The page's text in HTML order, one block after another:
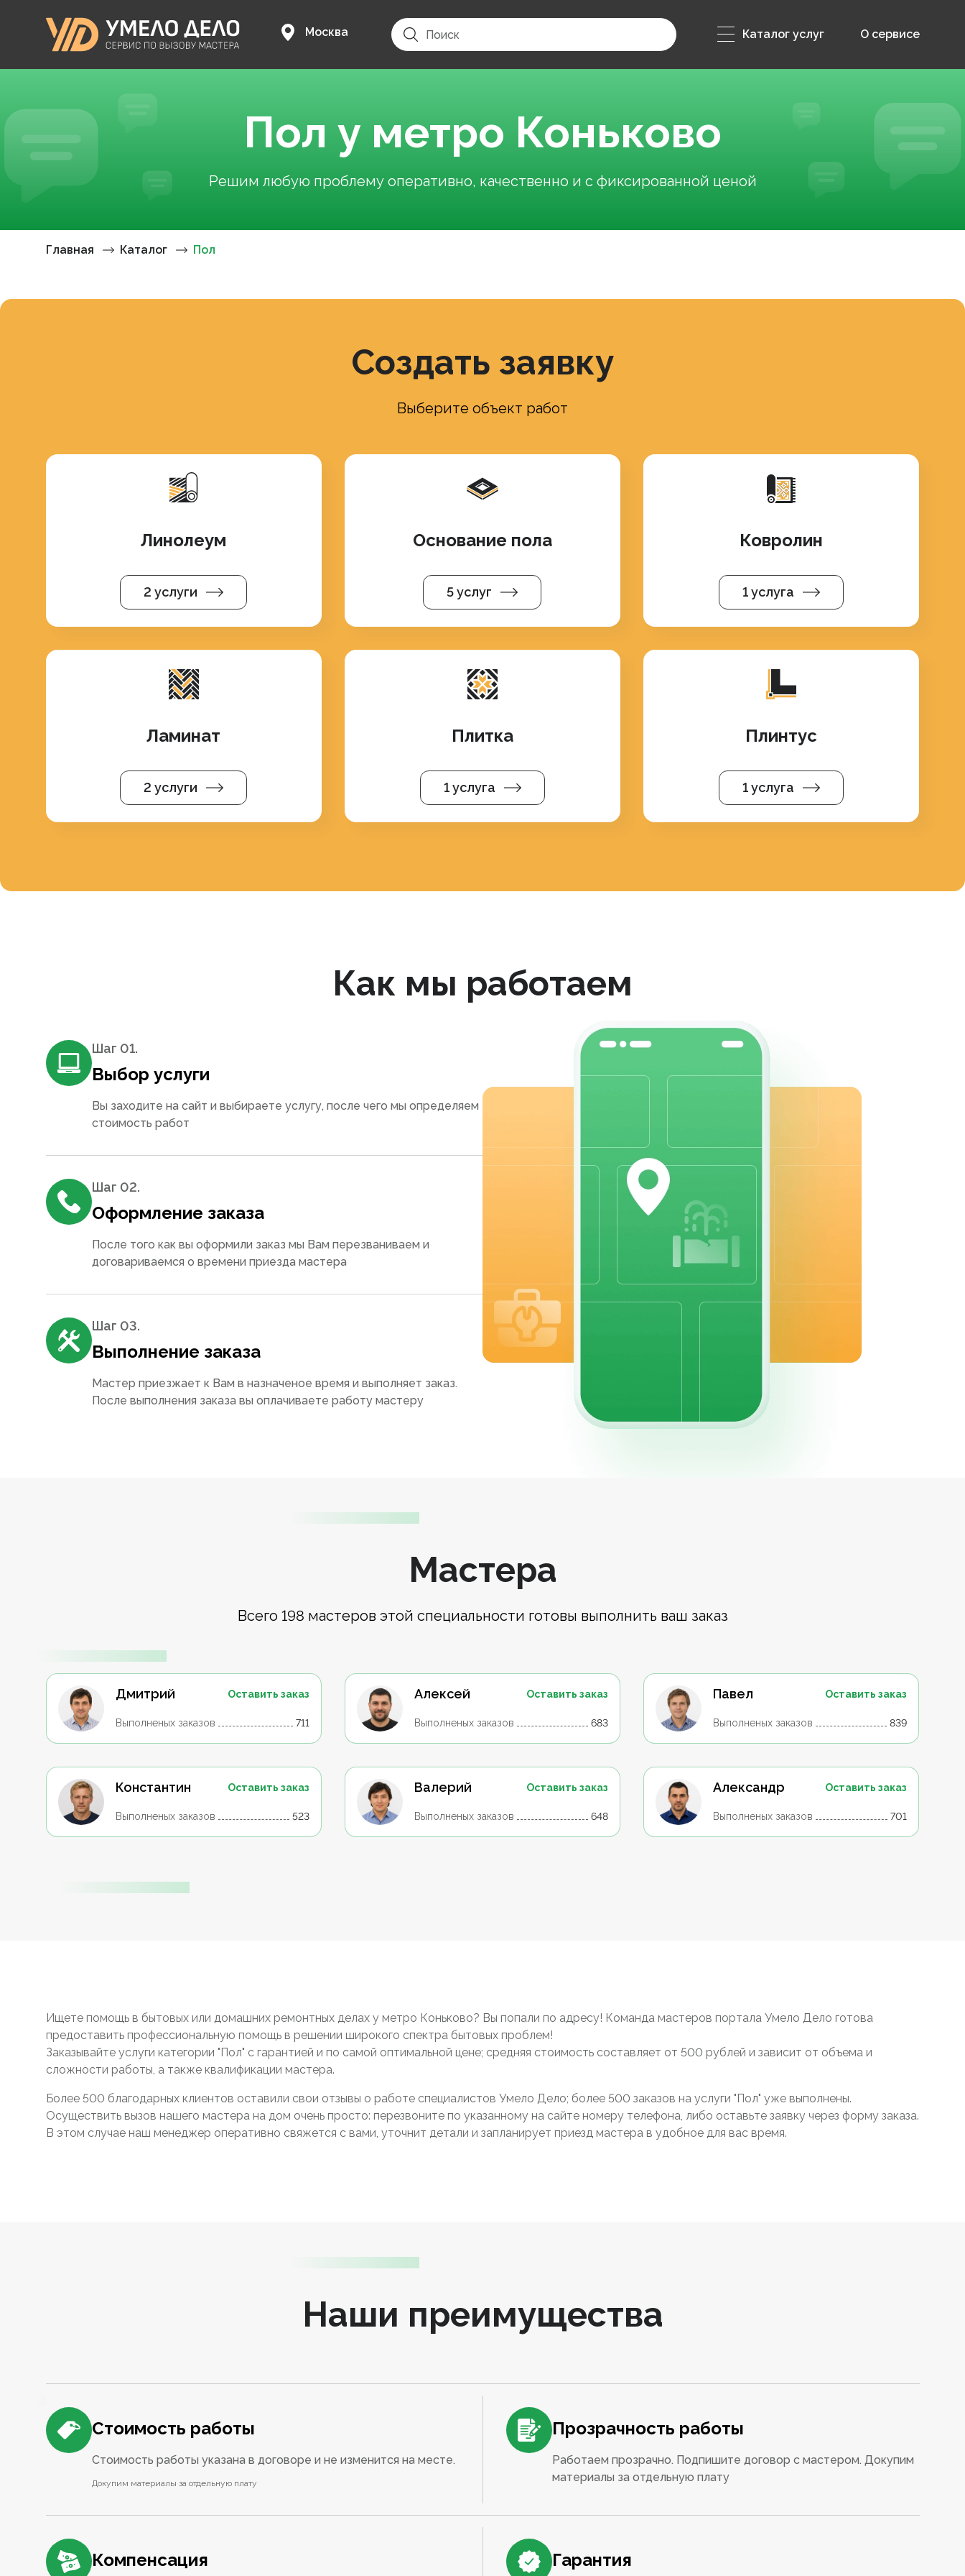
Москва Каталог услуг О сервисе
Пол у метро Коньково
Решим любую проблему оперативно, качественно и с фиксированной ценой
Главная Каталог Пол
Создать заявку
Выберите объект работ
Линолеум
2 услуги
Основание пола
5 услуг
Ковролин
1 услуга
Ламинат
2 услуги
Плитка
1 услуга
Плинтус
1 услуга
Как мы работаем
Шаг 01.
Выбор услуги
Вы заходите на сайт и выбираете услугу, после чего мы определяем
стоимость работ
Шаг 02.
Оформление заказа
После того как вы оформили заказ мы Вам перезваниваем и
договариваемся о времени приезда мастера
Шаг 03.
Выполнение заказа
Мастер приезжает к Вам в назначеное время и выполняет заказ.
После выполнения заказа вы оплачиваете работу мастеру
Мастера
Всего 198 мастеров этой специальности готовы выполнить ваш заказ
Дмитрий Оставить заказ
Выполненых заказов 711
Алексей Оставить заказ
Выполненых заказов 683
Павел Оставить заказ
Выполненых заказов 839
Константин Оставить заказ
Выполненых заказов 523
Валерий Оставить заказ
Выполненых заказов 648
Александр Оставить заказ
Выполненых заказов 701
Ищете помощь в бытовых или домашних ремонтных делах у метро Коньково? Вы попали по адресу! Команда мастеров портала Умело Дело готова
предоставить профессиональную помощь в решении широкого спектра бытовых проблем!
Заказывайте услуги категории "Пол" с гарантией и по самой оптимальной цене; средняя стоимость составляет от 500 рублей и зависит от объема и
сложности работы, а также квалификации мастера.
Более 500 благодарных клиентов оставили свои отзывы о работе специалистов Умело Дело; более 500 заказов на услуги "Пол" уже выполнены.
Осуществить вызов нашего мастера на дом очень просто: перезвоните по указанному на сайте номеру телефона, либо оставьте заявку через форму заказа.
В этом случае наш менеджер оперативно свяжется с вами, уточнит детали и запланирует приезд мастера в удобное для вас время.
Наши преимущества
Стоимость работы
Стоимость работы указана в договоре и не изменится на месте.
Докупим материалы за отдельную плату
Прозрачность работы
Работаем прозрачно. Подпишите договор с мастером. Докупим
материалы за отдельную плату
Компенсация Гарантия